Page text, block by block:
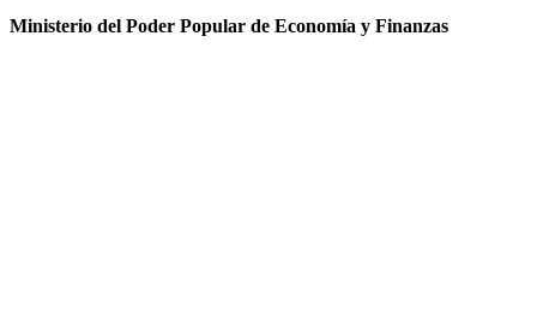
Ministerio del Poder Popular de Economía y Finanzas